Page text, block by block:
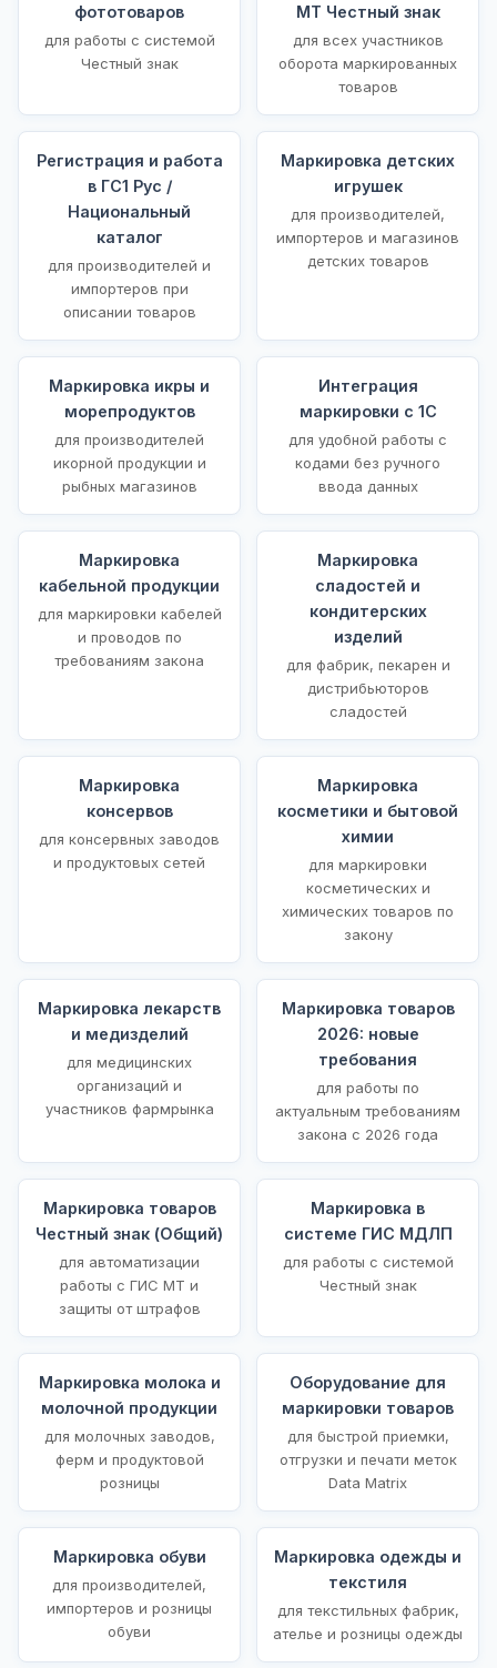
фототоваров
для работы с системой
Честный знак
МТ Честный знак
для всех участников
оборота маркированных
товаров
Регистрация и работа
в ГС1 Рус /
Национальный
каталог
для производителей и
импортеров при
описании товаров
Маркировка детских
игрушек
для производителей,
импортеров и магазинов
детских товаров
Маркировка икры и
морепродуктов
для производителей
икорной продукции и
рыбных магазинов
Интеграция
маркировки с 1С
для удобной работы с
кодами без ручного
ввода данных
Маркировка
кабельной продукции
для маркировки кабелей
и проводов по
требованиям закона
Маркировка
сладостей и
кондитерских
изделий
для фабрик, пекарен и
дистрибьюторов
сладостей
Маркировка
консервов
для консервных заводов
и продуктовых сетей
Маркировка
косметики и бытовой
химии
для маркировки
косметических и
химических товаров по
закону
Маркировка лекарств
и медизделий
для медицинских
организаций и
участников фармрынка
Маркировка товаров
2026: новые
требования
для работы по
актуальным требованиям
закона с 2026 года
Маркировка товаров
Честный знак (Общий)
для автоматизации
работы с ГИС МТ и
защиты от штрафов
Маркировка в
системе ГИС МДЛП
для работы с системой
Честный знак
Маркировка молока и
молочной продукции
для молочных заводов,
ферм и продуктовой
розницы
Оборудование для
маркировки товаров
для быстрой приемки,
отгрузки и печати меток
Data Matrix
Маркировка обуви
для производителей,
импортеров и розницы
обуви
Маркировка одежды и
текстиля
для текстильных фабрик,
ателье и розницы одежды